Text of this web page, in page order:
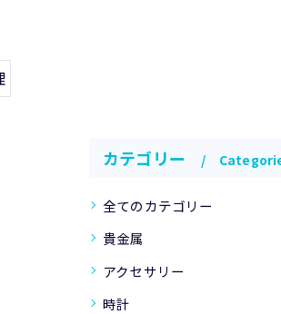
カテゴリー
全てのカテゴリー
貴金属
アクセサリー
時計